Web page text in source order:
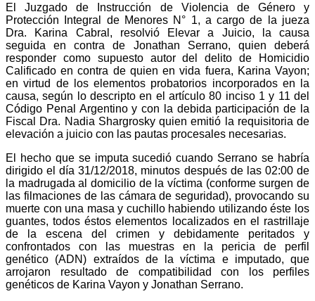
El Juzgado de Instrucción de Violencia de Género y
Protección Integral de Menores N° 1, a cargo de la jueza
Dra. Karina Cabral, resolvió Elevar a Juicio, la causa
seguida en contra de Jonathan Serrano, quien deberá
responder como supuesto autor del delito de Homicidio
Calificado en contra de quien en vida fuera, Karina Vayon;
en virtud de los elementos probatorios incorporados en la
causa, según lo descripto en el artículo 80 inciso 1 y 11 del
Código Penal Argentino y con la debida participación de la
Fiscal Dra. Nadia Shargrosky quien emitió la requisitoria de
elevación a juicio con las pautas procesales necesarias.
El hecho que se imputa sucedió cuando Serrano se habría
dirigido el día 31/12/2018, minutos después de las 02:00 de
la madrugada al domicilio de la víctima (conforme surgen de
las filmaciones de las cámara de seguridad), provocando su
muerte con una masa y cuchillo habiendo utilizando éste los
guantes, todos éstos elementos localizados en el rastrillaje
de la escena del crimen y debidamente peritados y
confrontados con las muestras en la pericia de perfil
genético (ADN) extraídos de la víctima e imputado, que
arrojaron resultado de compatibilidad con los perfiles
genéticos de Karina Vayon y Jonathan Serrano.